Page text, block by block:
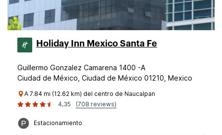
Holiday Inn Mexico Santa Fe
Guillermo Gonzalez Camarena 1400 -A
Ciudad de México, Ciudad de México 01210, Mexico
A 7.84 mi (12.62 km) del centro de Naucalpan
4,35
(708 reviews)
Estacionamiento